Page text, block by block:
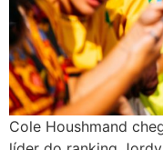
Cole Houshmand